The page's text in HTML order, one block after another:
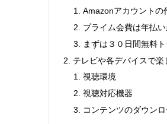
Amazonアカウントの
プライム会費は年払
まずは３０日間無料
テレビや各デバイスで楽
視聴環境
視聴対応機器
コンテンツのダウンロ